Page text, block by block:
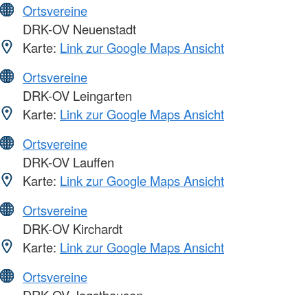
Ortsvereine
DRK-OV Neuenstadt
Karte: Link zur Google Maps Ansicht
Ortsvereine
DRK-OV Leingarten
Karte: Link zur Google Maps Ansicht
Ortsvereine
DRK-OV Lauffen
Karte: Link zur Google Maps Ansicht
Ortsvereine
DRK-OV Kirchardt
Karte: Link zur Google Maps Ansicht
Ortsvereine